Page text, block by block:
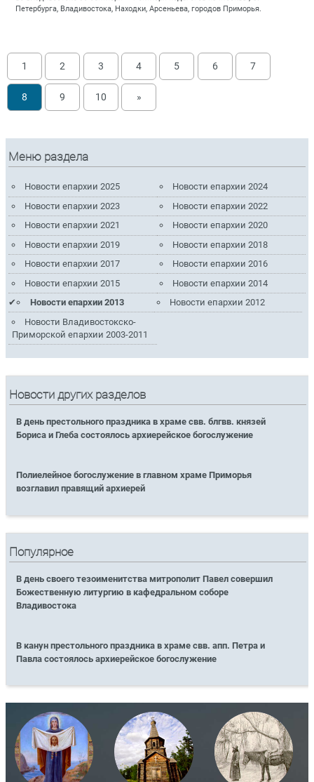
Петербурга, Владивостока, Находки, Арсеньева, городов Приморья.
1 2 3 4 5 6 7
8 9 10 »
Меню раздела
Новости епархии 2025
Новости епархии 2024
Новости епархии 2023
Новости епархии 2022
Новости епархии 2021
Новости епархии 2020
Новости епархии 2019
Новости епархии 2018
Новости епархии 2017
Новости епархии 2016
Новости епархии 2015
Новости епархии 2014
Новости епархии 2013
Новости епархии 2012
Новости Владивостокско-
Приморской епархии 2003-2011
Новости других разделов
В день престольного праздника в храме свв. блгвв. князей
Бориса и Глеба состоялось архиерейское богослужение
Полиелейное богослужение в главном храме Приморья
возглавил правящий архиерей
Популярное
В день своего тезоименитства митрополит Павел совершил
Божественную литургию в кафедральном соборе
Владивостока
В канун престольного праздника в храме свв. апп. Петра и
Павла состоялось архиерейское богослужение